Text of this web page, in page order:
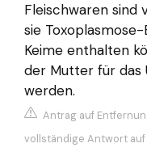
Fleischwaren sind
sie
Keime enthalten
der Mutter für das
werden.
Antrag auf
vollständige Antwort auf